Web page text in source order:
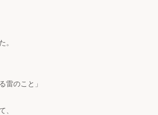
。
雷のこと」
、